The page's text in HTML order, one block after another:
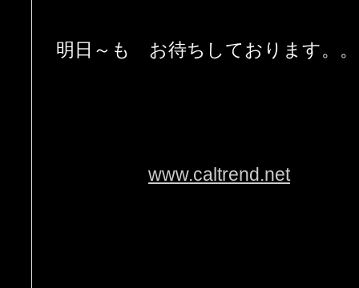
明日～も お待ちしております。。
www.caltrend.net